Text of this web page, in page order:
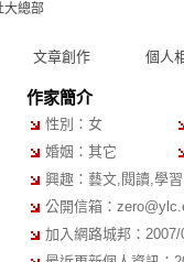
文章創作 個人
大總部
作家簡介
性別：女
婚姻：其它
興趣：藝文,閱讀,學習
公開信箱：
加入網路城邦：